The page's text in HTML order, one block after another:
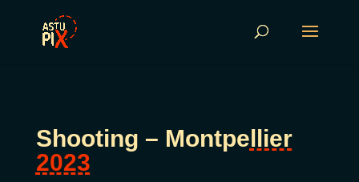
Shooting – Montpellier
2023